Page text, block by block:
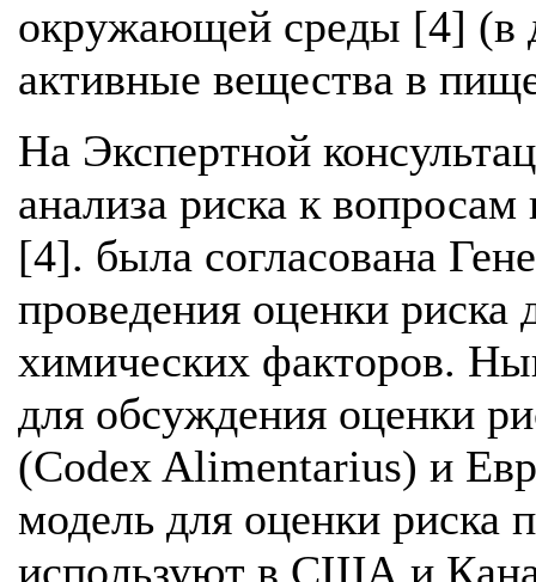
окружающей среды [4] (в
активные вещества в
На Экспертной
анализа риска к
[4]. была согласована
проведения оценки риска
химических факторов.
для обсуждения оценки
(Codex Alimentarius) и
модель для оценки риска
используют в США и